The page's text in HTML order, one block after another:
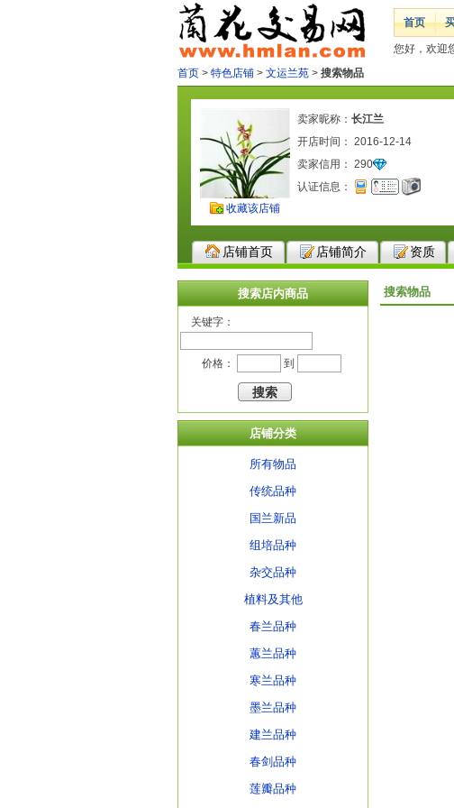
首页
您好，欢迎
首页 > 特色店铺 > 文运兰苑 > 搜索物品
收藏该店铺
卖家昵称： 长江兰
开店时间： 2016-12-14
卖家信用： 290
认证信息：
店铺首页 店铺简介 资质
搜索店内商品
关键字：
价格： 到
店铺分类
所有物品
传统品种
国兰新品
组培品种
杂交品种
植料及其他
春兰品种
蕙兰品种
寒兰品种
墨兰品种
建兰品种
春剑品种
莲瓣品种
搜索物品